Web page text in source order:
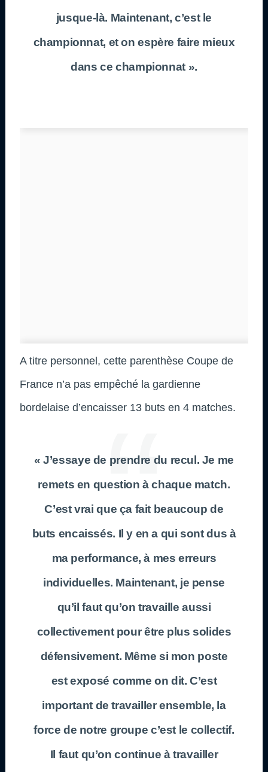
jusque-là. Maintenant, c’est le
championnat, et on espère faire mieux
dans ce championnat ».
A titre personnel, cette parenthèse Coupe de
France n’a pas empêché la gardienne
bordelaise d’encaisser 13 buts en 4 matches.
« J’essaye de prendre du recul. Je me
remets en question à chaque match.
C’est vrai que ça fait beaucoup de
buts encaissés. Il y en a qui sont dus à
ma performance, à mes erreurs
individuelles. Maintenant, je pense
qu’il faut qu’on travaille aussi
collectivement pour être plus solides
défensivement. Même si mon poste
est exposé comme on dit. C’est
important de travailler ensemble, la
force de notre groupe c’est le collectif.
Il faut qu’on continue à travailler